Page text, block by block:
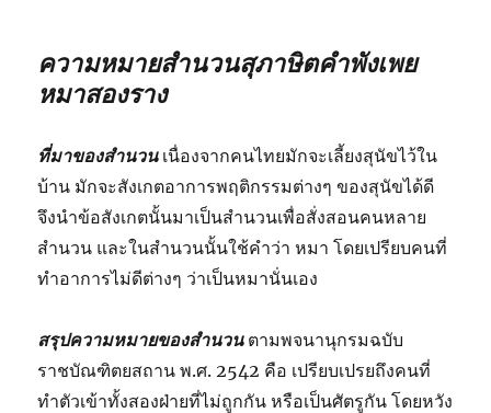
ความหมายสำนวนสุภาษิตคำพังเพย
หมาสองราง
ที่มาของสำนวนเนื่องจากคนไทยมักจะเลี้ยงสุนัขไว้ใน
บ้าน มักจะสังเกตอาการพฤติกรรมต่างๆ ของสุนัขได้ดี
จึงนำข้อสังเกตนั้นมาเป็นสำนวนเพื่อสั่งสอนคนหลาย
สำนวน และในสำนวนนั้นใช้คำว่า หมา โดยเปรียบคนที่
ทำอาการไม่ดีต่างๆ ว่าเป็นหมานั่นเอง
สรุปความหมายของสำนวนตามพจนานุกรมฉบับ
ราชบัณฑิตยสถาน พ.ศ. 2542 คือ เปรียบเปรยถึงคนที่
ทำตัวเข้าทั้งสองฝ่ายที่ไม่ถูกกัน หรือเป็นศัตรูกัน โดยหวัง